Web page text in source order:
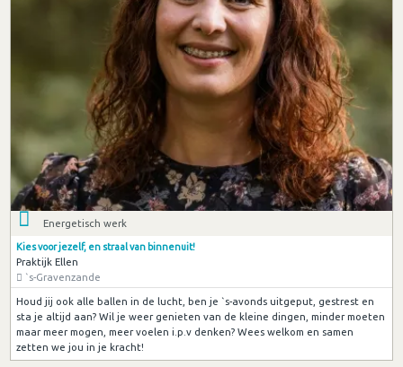
Energetisch werk
Kies voor jezelf, en straal van binnenuit!
Praktijk Ellen
`s-Gravenzande
Houd jij ook alle ballen in de lucht, ben je `s-avonds uitgeput, gestrest en
sta je altijd aan? Wil je weer genieten van de kleine dingen, minder moeten
maar meer mogen, meer voelen i.p.v denken? Wees welkom en samen
zetten we jou in je kracht!